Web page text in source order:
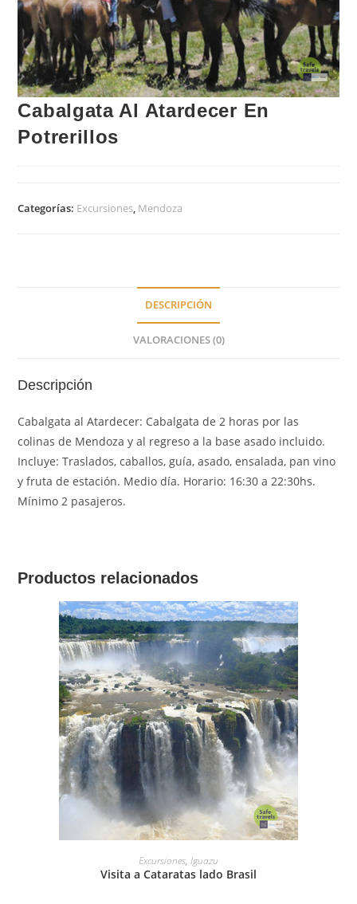
Cabalgata Al Atardecer En
Potrerillos
Categorías: Excursiones, Mendoza
DESCRIPCIÓN
VALORACIONES (0)
Descripción
Cabalgata al Atardecer: Cabalgata de 2 horas por las
colinas de Mendoza y al regreso a la base asado incluido.
Incluye: Traslados, caballos, guía, asado, ensalada, pan vino
y fruta de estación. Medio día. Horario: 16:30 a 22:30hs.
Mínimo 2 pasajeros.
Productos relacionados
LEER MÁS
Excursiones, Iguazu
Visita a Cataratas lado Brasil